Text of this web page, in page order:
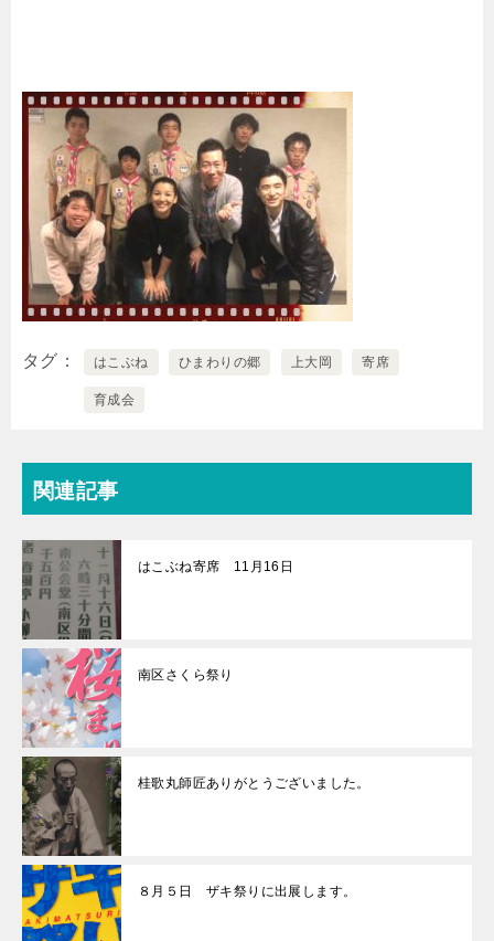
タグ はこぶね ひまわりの郷 上大岡 寄席
育成会
関連記事
はこぶね寄席 11月16日
南区さくら祭り
桂歌丸師匠ありがとうございました。
８月５日 ザキ祭りに出展します。